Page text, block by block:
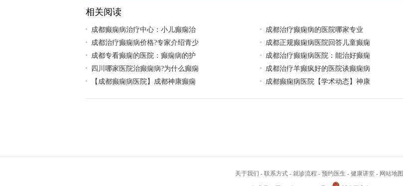
相关阅读
成都癫痫病治疗中心：小儿癫痫治
成都治疗癫痫病的医院哪家专业
成都治疗癫痫病价格?专家介绍青少
成都正规癫痫病医院回答儿童癫痫
成都专看癫痫的医院：癫痫病的护
成都治疗癫痫病医院：能治好癫痫
四川哪家医院治癫痫病?为什么癫痫
成都治疗羊癫疯好的医院谈癫痫病
【成都癫痫病医院】成都神康癫痫
成都癫痫病医院【学术动态】神康
关于我们 - 联系方式 - 就诊流程 - 预约医生 - 健康讲堂 - 网站地图